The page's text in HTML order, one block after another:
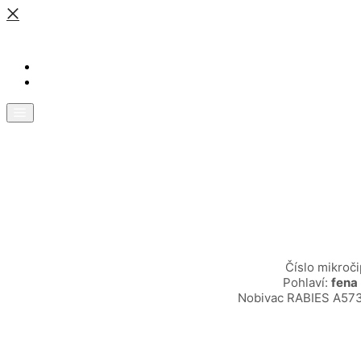
Číslo
Pohlaví: fena
Nobivac RABIES